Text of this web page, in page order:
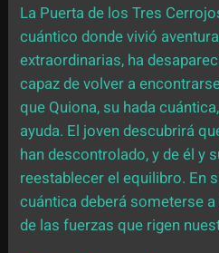
La Puerta de los Tres
cuántico donde vivió
extraordinarias, ha
capaz de volver a
que Quiona, su hada
ayuda. El joven descubrirá
han descontrolado, y de él y
reestablecer el equilibro. En
cuántica deberá someterse
de las fuerzas que rigen